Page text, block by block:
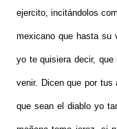
ejercito, incitándolos
mexicano que hasta su
yo te quisiera decir,
venir. Dicen que por
que sean el diablo yo